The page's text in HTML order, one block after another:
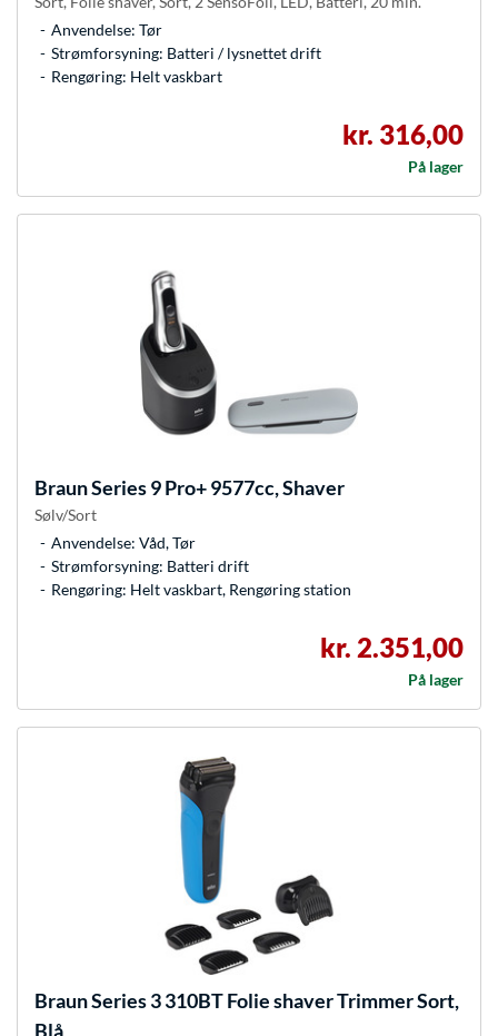
Anvendelse: Tør
Strømforsyning: Batteri / lysnettet drift
Rengøring: Helt vaskbart
kr. 316,00
På lager
BraunSeries 9 Pro+ 9577cc, Shaver
Sølv/Sort
Anvendelse: Våd, Tør
Strømforsyning: Batteri drift
Rengøring: Helt vaskbart, Rengøring station
kr. 2.351,00
På lager
BraunSeries 3 310BT Folie shaver Trimmer Sort,
Blå